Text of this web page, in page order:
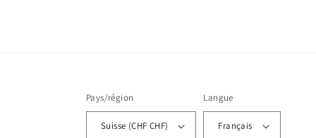
Pays/région
Suisse (CHF CHF)
Langue
Français